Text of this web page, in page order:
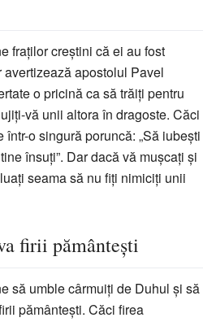
fraților creștini că ei au fost
avertizează apostolul Pavel
o pricină ca să trăiți pentru
vă unii altora în dragoste. Căci
o singură poruncă: „Să iubești
însuți”. Dar dacă vă mușcați și
seama să nu fiți nimiciți unii
firii pământești
să umble cârmuiți de Duhul și să
pământești. Căci firea